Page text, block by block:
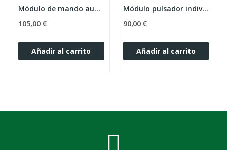
Módulo de mando audio / vídeo N1104/90C
105,00 €
Añadir al carrito
Módulo pulsador individual NX3121
90,00 €
Añadir al carrito